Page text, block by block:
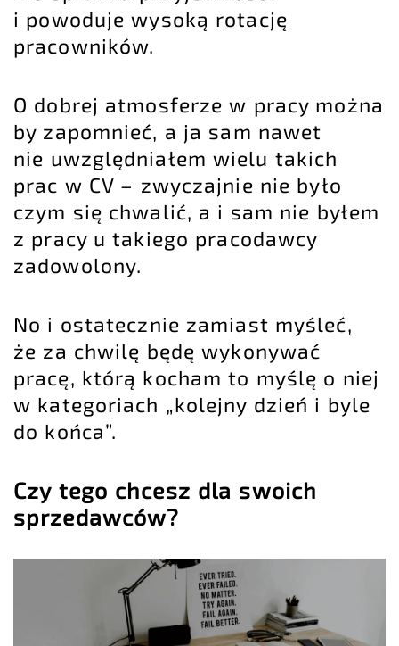
i powoduje wysoką rotację
pracowników.
O dobrej atmosferze w pracy można
by zapomnieć, a ja sam nawet
nie uwzględniałem wielu takich
prac w CV – zwyczajnie nie było
czym się chwalić, a i sam nie byłem
z pracy u takiego pracodawcy
zadowolony.
No i ostatecznie zamiast myśleć,
że za chwilę będę wykonywać
pracę, którą kocham to myślę o niej
w kategoriach „kolejny dzień i byle
do końca”.
Czy tego chcesz dla swoich
sprzedawców?